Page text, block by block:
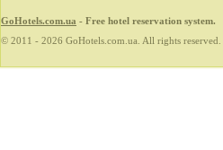
GoHotels.com.ua - Free hotel reservation system.
© 2011 - 2026 GoHotels.com.ua. All rights reserved.